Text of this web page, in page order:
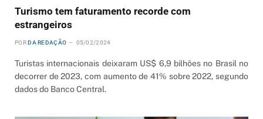
Turismo tem faturamento recorde com
estrangeiros
POR DA REDAÇÃO 05/02/2024
Turistas internacionais deixaram US$ 6,9 bilhões no Brasil no
decorrer de 2023, com aumento de 41% sobre 2022, segundo
dados do Banco Central.